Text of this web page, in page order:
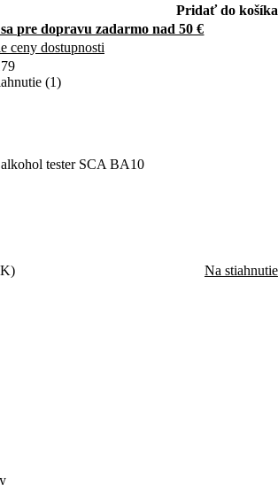
Pridať do košíka
pre dopravu zadarmo nad 50 €
ceny dostupnosti
(1)
tester SCA BA10
Na stiahnutie